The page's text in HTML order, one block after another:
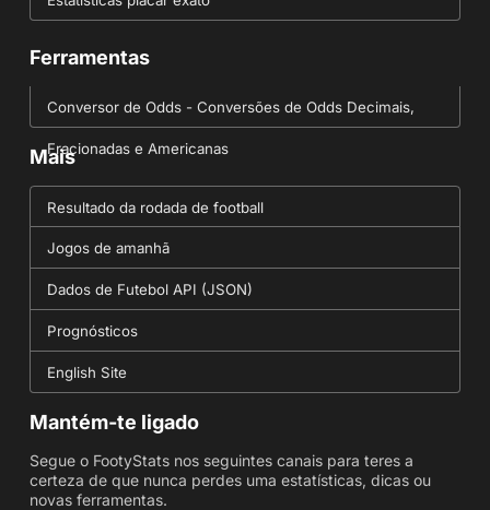
Ferramentas
Conversor de Odds - Conversões de Odds Decimais,
Fracionadas e Americanas
Mais
Resultado da rodada de football
Jogos de amanhã
Dados de Futebol API (JSON)
Prognósticos
English Site
Mantém-te ligado
Segue o FootyStats nos seguintes canais para teres a
certeza de que nunca perdes uma estatísticas, dicas ou
novas ferramentas.